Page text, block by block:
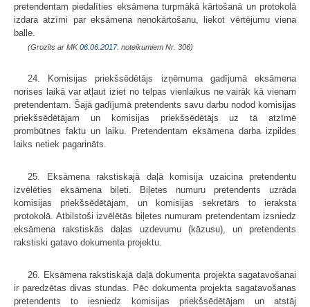
pretendentam piedalīties eksāmena turpmākā kārtošanā un protokolā
izdara atzīmi par eksāmena nenokārtošanu, liekot vērtējumu viena
balle.
(Grozīts ar MK06.06.2017. noteikumiem Nr. 306)
24. Komisijas priekšsēdētājs izņēmuma gadījumā eksāmena
norises laikā var atļaut iziet no telpas vienlaikus ne vairāk kā vienam
pretendentam. Šajā gadījumā pretendents savu darbu nodod komisijas
priekšsēdētājam un komisijas priekšsēdētājs uz tā atzīmē
prombūtnes faktu un laiku. Pretendentam eksāmena darba izpildes
laiks netiek pagarināts.
25. Eksāmena rakstiskajā daļā komisija uzaicina pretendentu
izvēlēties eksāmena biļeti. Biļetes numuru pretendents uzrāda
komisijas priekšsēdētājam, un komisijas sekretārs to ieraksta
protokolā. Atbilstoši izvēlētās biļetes numuram pretendentam izsniedz
eksāmena rakstiskās daļas uzdevumu (kāzusu), un pretendents
rakstiski gatavo dokumenta projektu.
26. Eksāmena rakstiskajā daļā dokumenta projekta sagatavošanai
ir paredzētas divas stundas. Pēc dokumenta projekta sagatavošanas
pretendents to iesniedz komisijas priekšsēdētājam un atstāj